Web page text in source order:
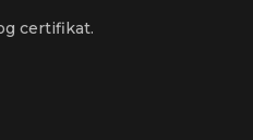
certifikat.